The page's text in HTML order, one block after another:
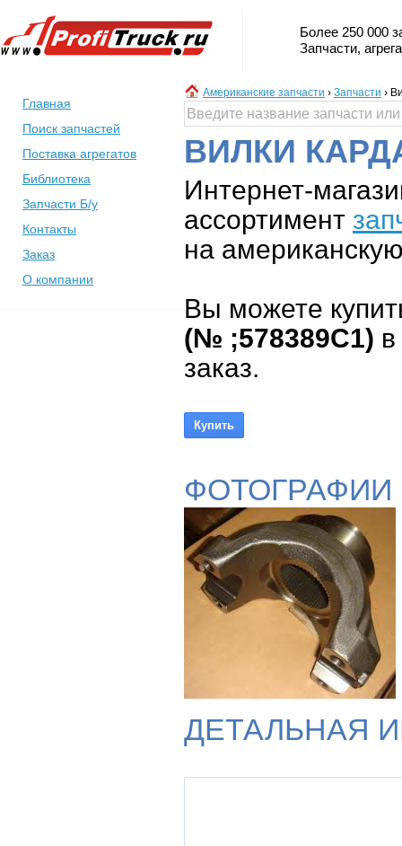
Более 250 000
Запчасти,
Главная
Поиск запчастей
Поставка агрегатов
Библиотека
Запчасти Б/у
Контакты
Заказ
О компании
Американские запчасти › Запчасти ›
ВИЛКИ
Интернет-
ассортимент
на
Вы можете
(№ ;578389C1)
заказ.
ФОТОГРАФИИ
ДЕТАЛЬНАЯ